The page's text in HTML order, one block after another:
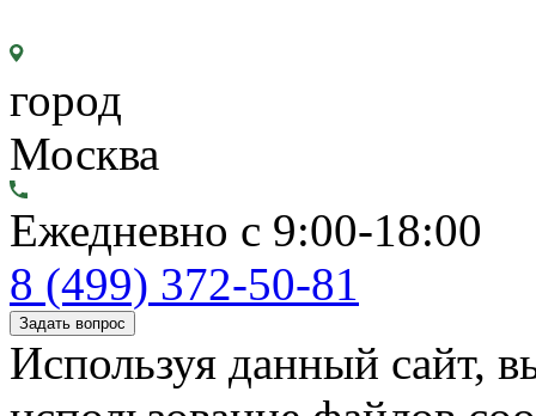
город
Москва
Ежедневно с 9:00-18:00
8 (499) 372-50-81
Задать вопрос
Используя данный сайт,